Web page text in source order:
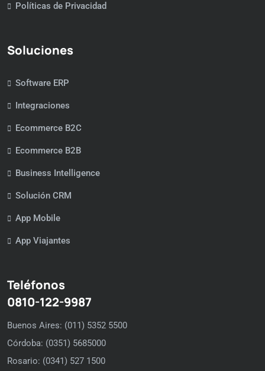
Políticas de Privacidad
Soluciones
Software ERP
Integraciones
Ecommerce B2C
Ecommerce B2B
Business Intelligence
Solución CRM
App Mobile
App Viajantes
Teléfonos
0810-122-9987
Buenos Aires: (011) 5352 5500
Córdoba: (0351) 5685000
Rosario: (0341) 527 1500